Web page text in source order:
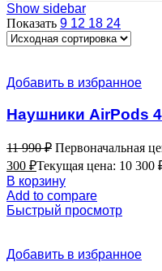
Show sidebar
Показать 9 12 18 24
Добавить в избранное
Наушники AirPods
11 990₽ Первоначальная
300 ₽Текущая цена: 10 300
В корзину
Add to compare
Быстрый просмотр
Добавить в избранное